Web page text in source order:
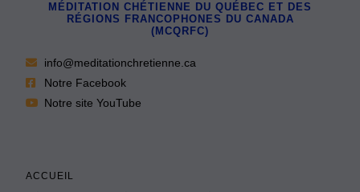
MÉDITATION CHÉTIENNE DU QUÉBEC ET DES
RÉGIONS FRANCOPHONES DU CANADA
(MCQRFC)
info@meditationchretienne.ca
Notre Facebook
Notre site YouTube
ACCUEIL